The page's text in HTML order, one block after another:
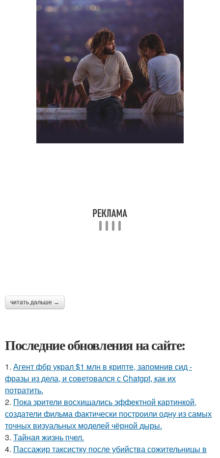
читать дальше →
Последние обновления на сайте:
1. Агент фбр украл $1 млн в крипте, запомнив сид -
фразы из дела, и советовался с Chatgpt, как их
потратить.
2. Пока зрители восхищались эффектной картинкой,
создатели фильма фактически построили одну из самых
точных визуальных моделей чёрной дыры.
3. Тайная жизнь пчел.
4. Пассажир таксистку после убийства сожительницы в